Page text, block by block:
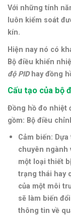
Với những tính
luôn kiểm soát
kín.
Hiện nay nó có
Bộ điều khiển
độPIDhay đồng
Cấu tạo của bộ
Đồng hồ đo nhiệt
gồm: Bộ điều
Cảm biến:
chuyên ngành
một loại thiết
trạng thái hay
của một môi
sẽ làm biến
thông tin về